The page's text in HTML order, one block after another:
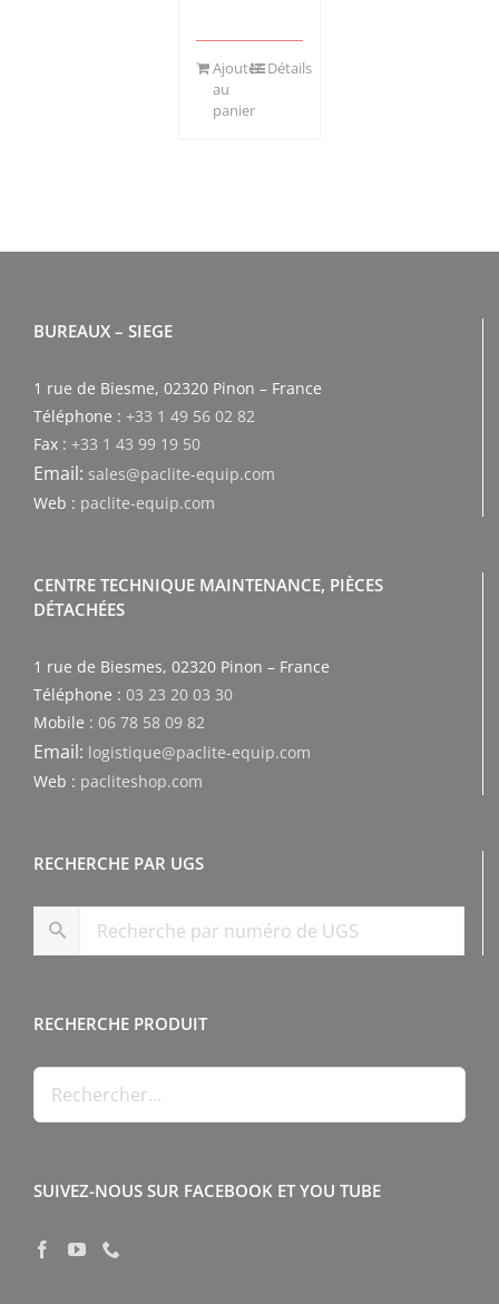
Ajouter
au
panier
Détails
BUREAUX – SIEGE
1 rue de Biesme, 02320 Pinon – France
Téléphone : +33 1 49 56 02 82
Fax : +33 1 43 99 19 50
Email: sales@paclite-equip.com
Web : paclite-equip.com
CENTRE TECHNIQUE MAINTENANCE, PIÈCES
DÉTACHÉES
1 rue de Biesmes, 02320 Pinon – France
Téléphone : 03 23 20 03 30
Mobile : 06 78 58 09 82
Email: logistique@paclite-equip.com
Web : pacliteshop.com
RECHERCHE PAR UGS
RECHERCHE PRODUIT
SUIVEZ-NOUS SUR FACEBOOK ET YOU TUBE